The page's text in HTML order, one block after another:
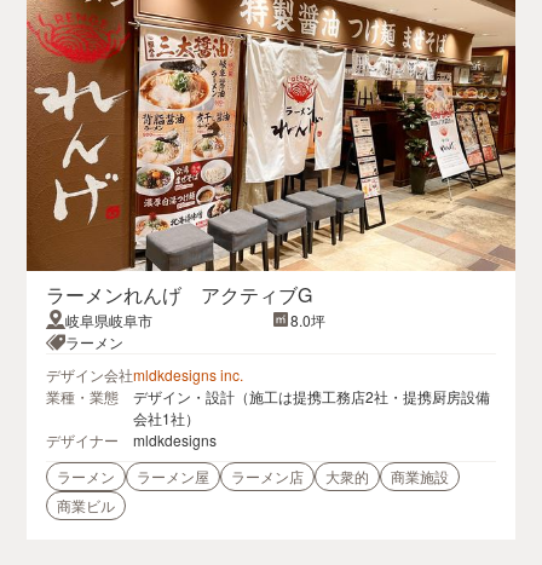
ラーメンれんげ アクティブG
岐阜県岐阜市
8.0坪
ラーメン
デザイン会社mldkdesigns inc.
業種・業態
デザイン・設計（施工は提携工務店2社・提携厨房設備
会社1社）
デザイナー
mldkdesigns
ラーメン
ラーメン屋 ラーメン店 大衆的
商業施設
商業ビル